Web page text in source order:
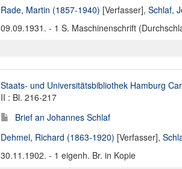
Rade, Martin (1857-1940) [Verfasser], Schlaf,
09.09.1931. - 1 S. Maschinenschrift
Staats- und Universitätsbibliothek Hamburg
II : Bl. 216-217
Brief an Johannes Schlaf
Dehmel, Richard (1863-1920) [Verfasser],
30.11.1902. - 1 eigenh. Br. in Kopie